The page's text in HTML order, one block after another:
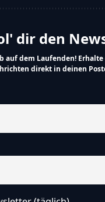
dir den
auf dem Laufenden!
direkt in deinen